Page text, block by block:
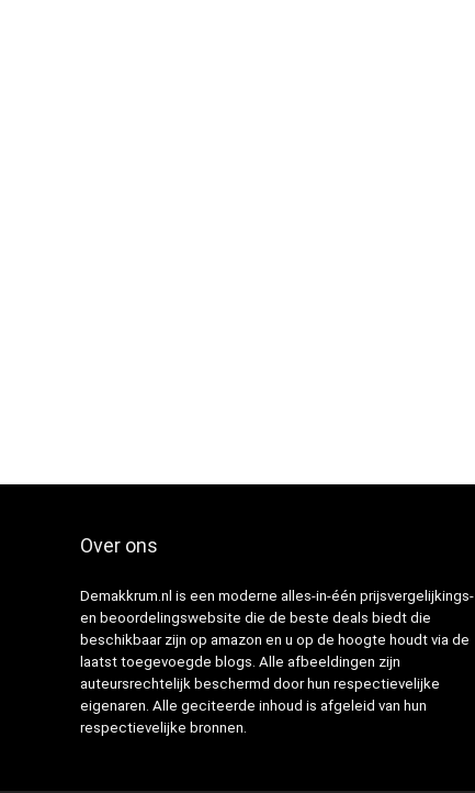
Over ons
Demakkrum.nl is een moderne alles-in-één prijsvergelijkings-
en beoordelingswebsite die de beste deals biedt die
beschikbaar zijn op amazon en u op de hoogte houdt via de
laatst toegevoegde blogs. Alle afbeeldingen zijn
auteursrechtelijk beschermd door hun respectievelijke
eigenaren. Alle geciteerde inhoud is afgeleid van hun
respectievelijke bronnen.